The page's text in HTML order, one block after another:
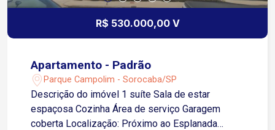
R$ 530.000,00 V
Apartamento - Padrão
Parque Campolim - Sorocaba/SP
Descrição do imóvel 1 suíte Sala de estar
espaçosa Cozinha Área de serviço Garagem
coberta Localização: Próximo ao Esplanada